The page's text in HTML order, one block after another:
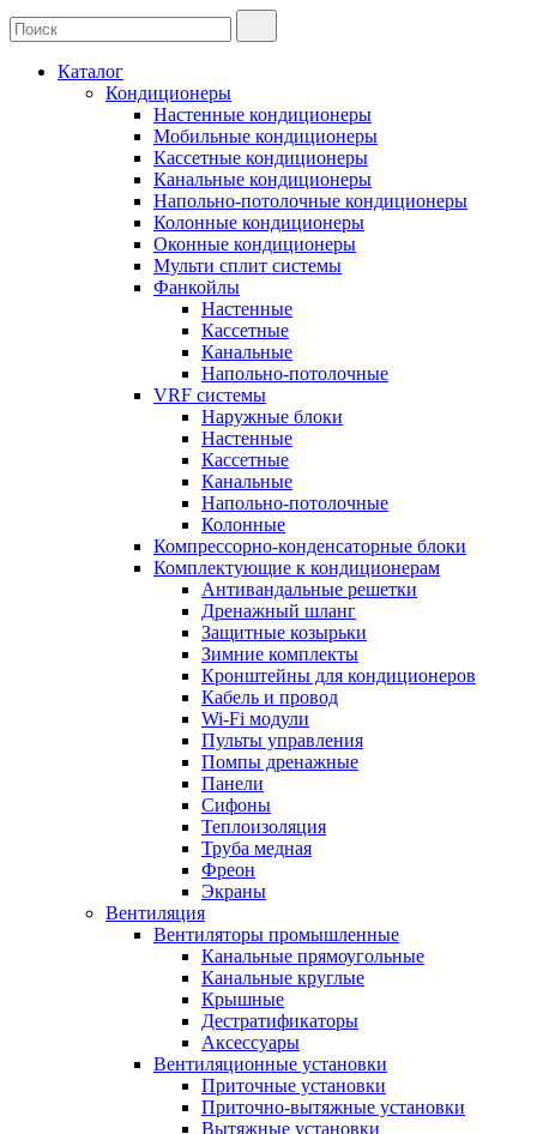
Каталог
Кондиционеры
Настенные кондиционеры
Мобильные кондиционеры
Кассетные кондиционеры
Канальные кондиционеры
Напольно-потолочные кондиционеры
Колонные кондиционеры
Оконные кондиционеры
Мульти сплит системы
Фанкойлы
Настенные
Кассетные
Канальные
Напольно-потолочные
VRF системы
Наружные блоки
Настенные
Кассетные
Канальные
Напольно-потолочные
Колонные
Компрессорно-конденсаторные блоки
Комплектующие к кондиционерам
Антивандальные решетки
Дренажный шланг
Защитные козырьки
Зимние комплекты
Кронштейны для кондиционеров
Кабель и провод
Wi-Fi модули
Пульты управления
Помпы дренажные
Панели
Сифоны
Теплоизоляция
Труба медная
Фреон
Экраны
Вентиляция
Вентиляторы промышленные
Канальные прямоугольные
Канальные круглые
Крышные
Дестратификаторы
Аксессуары
Вентиляционные установки
Приточные установки
Приточно-вытяжные установки
Вытяжные установки